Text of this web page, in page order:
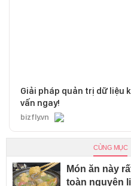
Giải pháp quản trị dữ liệu
vấn ngay!
bizfly.vn
CÙNG MỤC
Món ăn này
toàn nguyên